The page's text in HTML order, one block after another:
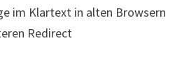
im Klartext in alten Browsern
Redirect